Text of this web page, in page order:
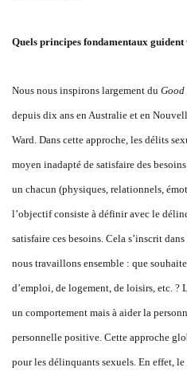
Quels principes fondamentaux
Nous nous inspirons largement du Good
depuis dix ans en Australie et en
Ward. Dans cette approche, les délits
moyen inadapté de satisfaire des
un chacun (physiques, relationnels,
l’objectif consiste à définir avec le
satisfaire ces besoins. Cela s’inscrit
nous travaillons ensemble : que
d’emploi, de logement, de loisirs, etc. ?
un comportement mais à aider la
personnelle positive. Cette approche
pour les délinquants sexuels. En effet,